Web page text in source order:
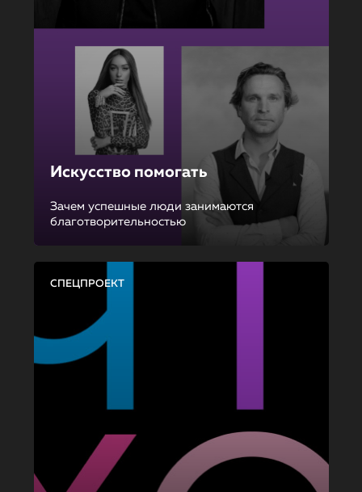
Искусство помогать
Зачем успешные люди занимаются
благотворительностью
СПЕЦПРОЕКТ